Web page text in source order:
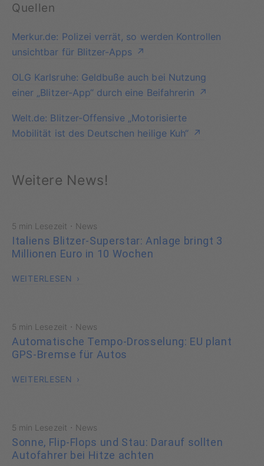
Quellen
Merkur.de: Polizei verrät, so werden Kontrollen
unsichtbar für Blitzer-Apps
OLG Karlsruhe: Geldbuße auch bei Nutzung
einer „Blitzer-App“ durch eine Beifahrerin
Welt.de: Blitzer-Offensive „Motorisierte
Mobilität ist des Deutschen heilige Kuh“
Weitere News!
5 min Lesezeit · News
Italiens Blitzer-Superstar: Anlage bringt 3
Millionen Euro in 10 Wochen
WEITERLESEN
5 min Lesezeit · News
Automatische Tempo-Drosselung: EU plant
GPS-Bremse für Autos
WEITERLESEN
5 min Lesezeit · News
Sonne, Flip-Flops und Stau: Darauf sollten
Autofahrer bei Hitze achten